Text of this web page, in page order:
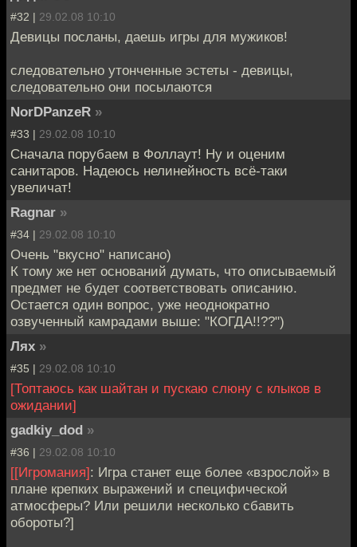
#32 | 29.02.08 10:10
Девицы посланы, даешь игры для мужиков!
следовательно утонченные эстеты - девицы,
следовательно они посылаются
NorDPanzeR »
#33 | 29.02.08 10:10
Сначала порубаем в Фоллаут! Ну и оценим
санитаров. Надеюсь нелинейность всё-таки
увеличат!
Ragnar »
#34 | 29.02.08 10:10
Очень "вкусно" написано)
К тому же нет оснований думать, что описываемый
предмет не будет соответствовать описанию.
Остается один вопрос, уже неоднократно
озвученный камрадами выше: "КОГДА!!??")
Лях »
#35 | 29.02.08 10:10
[Топтаюсь как шайтан и пускаю слюну с клыков в
ожидании]
gadkiy_dod »
#36 | 29.02.08 10:10
[[Игромания]: Игра станет еще более «взрослой» в
плане крепких выражений и специфической
атмосферы? Или решили несколько сбавить
обороты?]